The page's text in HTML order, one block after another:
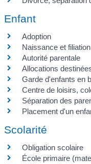
Enfant
Adoption
Naissance et filiation
Autorité parentale
Allocations
Garde d'enfants en
Centre de loisirs,
Séparation des
Placement d'un
Scolarité
Obligation scolaire
École primaire